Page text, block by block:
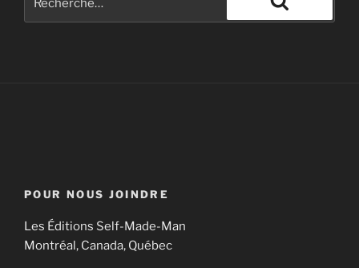
POUR NOUS JOINDRE
Les Éditions Self-Made-Man
Montréal, Canada, Québec